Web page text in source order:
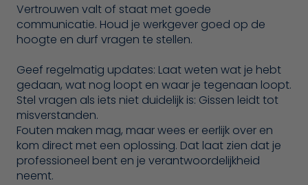
Vertrouwen valt of staat met goede
communicatie. Houd je werkgever goed op de
hoogte en durf vragen te stellen.
Geef regelmatig updates: Laat weten wat je hebt
gedaan, wat nog loopt en waar je tegenaan loopt.
Stel vragen als iets niet duidelijk is: Gissen leidt tot
misverstanden.
Fouten maken mag, maar wees er eerlijk over en
kom direct met een oplossing. Dat laat zien dat je
professioneel bent en je verantwoordelijkheid
neemt.